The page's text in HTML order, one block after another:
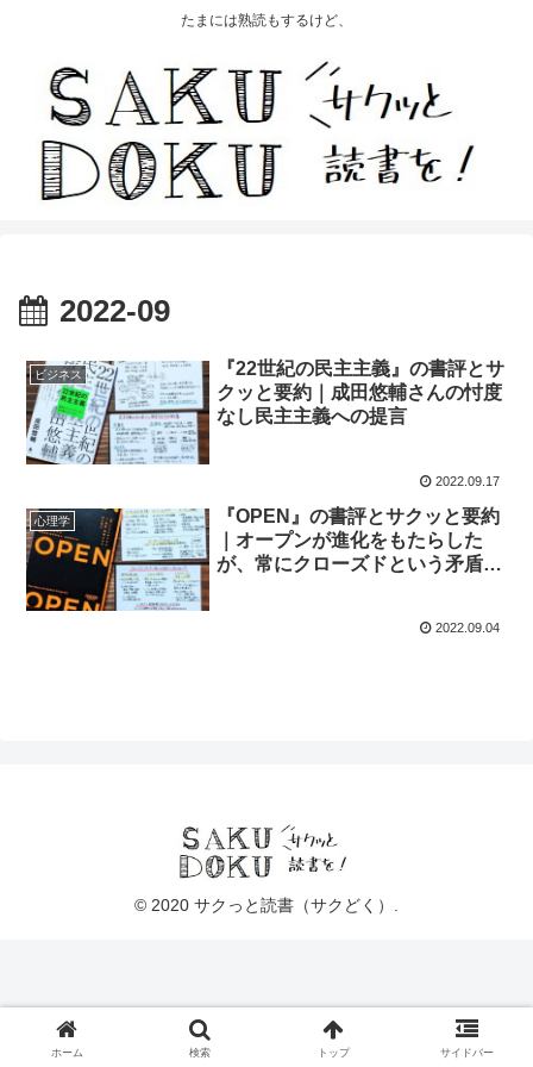
たまには熟読もするけど、
2022-09
ビジネス
『22世紀の民主主義』の書評とサ
クッと要約｜成田悠輔さんの忖度
なし民主主義への提言
2022.09.17
心理学
『OPEN』の書評とサクッと要約
｜オープンが進化をもたらした
が、常にクローズドという矛盾を
2022.09.04
© 2020 サクっと読書（サクどく）.
ホーム 検索 トップ サイドバー